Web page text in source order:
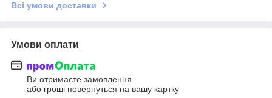
Всі умови доставки
Умови оплати
Ви отримаєте замовлення
або гроші повернуться на вашу картку